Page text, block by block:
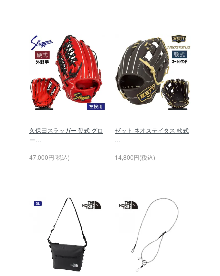
久保田スラッガー 硬式 グロ
ー…
47,000円(税込)
ゼット ネオステイタス 軟式
…
14,800円(税込)